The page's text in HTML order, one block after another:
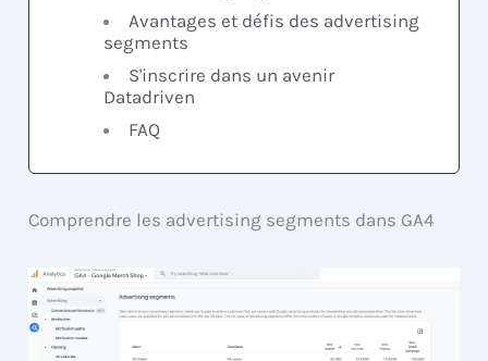
Avantages et défis des advertising
segments
S'inscrire dans un avenir
Datadriven
FAQ
Comprendre les advertising segments dans GA4